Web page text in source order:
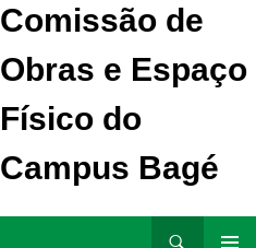
Comissão de
Obras e Espaço
Físico do
Campus Bagé